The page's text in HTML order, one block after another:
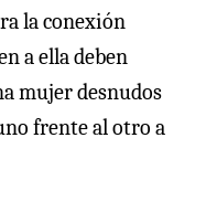
la conexión
a ella deben
mujer desnudos
frente al otro a